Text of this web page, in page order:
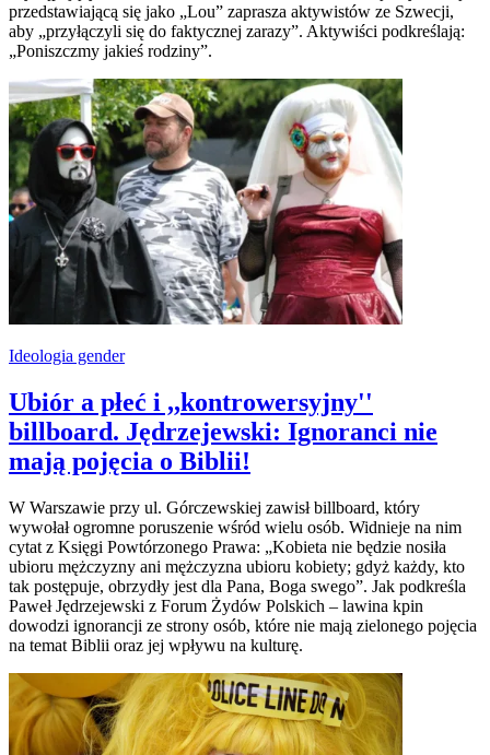
przedstawiającą się jako „Lou” zaprasza aktywistów ze Szwecji,
aby „przyłączyli się do faktycznej zarazy”. Aktywiści podkreślają:
„Poniszczmy jakieś rodziny”.
Ideologia gender
Ubiór a płeć i ,,kontrowersyjny''
billboard. Jędrzejewski: Ignoranci nie
mają pojęcia o Biblii!
W Warszawie przy ul. Górczewskiej zawisł billboard, który
wywołał ogromne poruszenie wśród wielu osób. Widnieje na nim
cytat z Księgi Powtórzonego Prawa: „Kobieta nie będzie nosiła
ubioru mężczyzny ani mężczyzna ubioru kobiety; gdyż każdy, kto
tak postępuje, obrzydły jest dla Pana, Boga swego”. Jak podkreśla
Paweł Jędrzejewski z Forum Żydów Polskich – lawina kpin
dowodzi ignorancji ze strony osób, które nie mają zielonego pojęcia
na temat Biblii oraz jej wpływu na kulturę.